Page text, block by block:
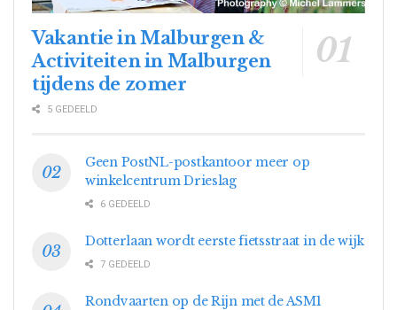
Vakantie in Malburgen &
Activiteiten in Malburgen
tijdens de zomer
5 GEDEELD
Geen PostNL-postkantoor meer op
winkelcentrum Drieslag
6 GEDEELD
Dotterlaan wordt eerste fietsstraat in de wijk
7 GEDEELD
Rondvaarten op de Rijn met de ASM1